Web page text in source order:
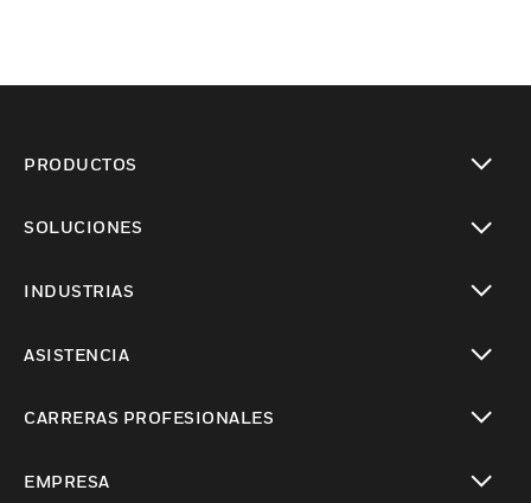
PRODUCTOS
SOLUCIONES
INDUSTRIAS
ASISTENCIA
CARRERAS PROFESIONALES
EMPRESA